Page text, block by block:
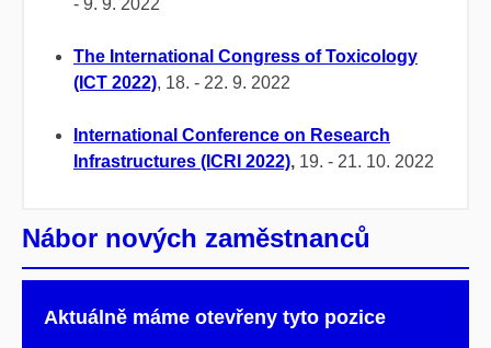
The International Congress of Toxicology
(ICT 2022), 18. - 22. 9. 2022
International Conference on Research
Infrastructures (ICRI 2022), 19. - 21. 10. 2022
Nábor nových zaměstnanců
Aktuálně máme otevřeny tyto pozice